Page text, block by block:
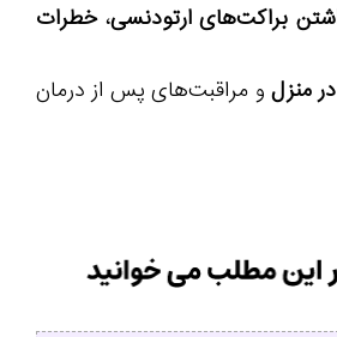
براکت‌های ارتودنسی،خطرات
منزل و مراقبت‌های پس از درمان